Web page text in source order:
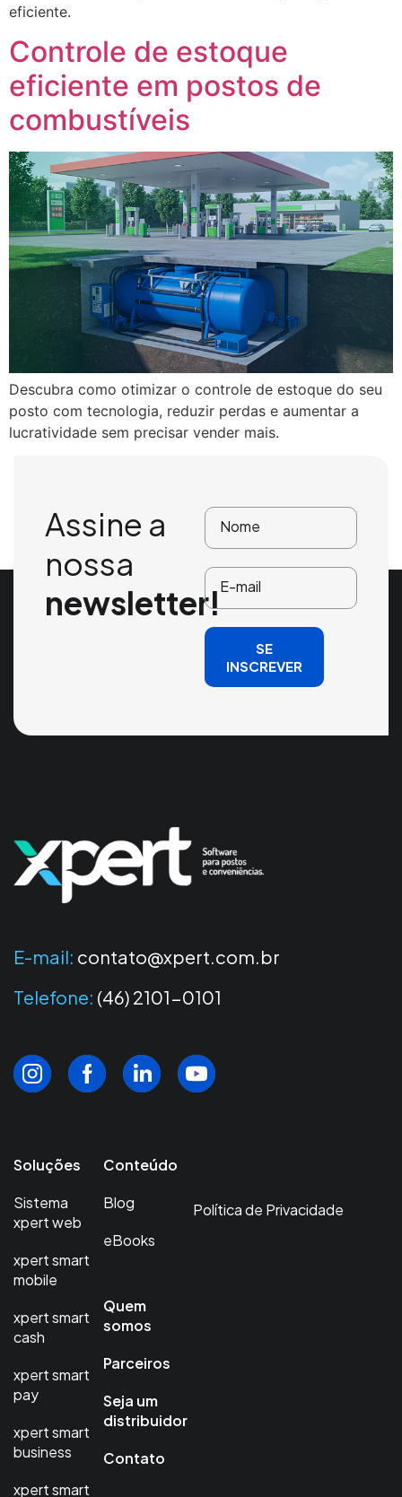
eficiente.
Controle de estoque
eficiente em postos de
combustíveis
Descubra como otimizar o controle de estoque do seu
posto com tecnologia, reduzir perdas e aumentar a
lucratividade sem precisar vender mais.
Assine a
nossa
newsletter!
SE
INSCREVER
E-mail: contato@xpert.com.br
Telefone: (46) 2101-0101
Soluções
Sistema
xpert web
xpert smart
mobile
xpert smart
cash
xpert smart
pay
xpert smart
business
xpert smart
Conteúdo
Blog
eBooks
Quem
somos
Parceiros
Seja um
distribuidor
Contato
Política de Privacidade